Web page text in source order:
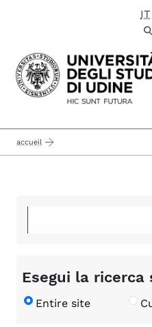
Passa al IT
accueil
Esegui la ricerca
Entire site